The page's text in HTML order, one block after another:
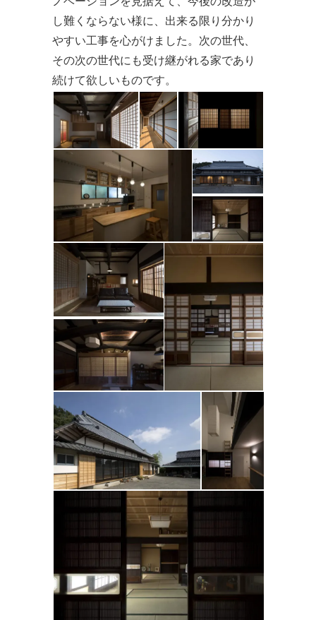
し難くならない様に、出来る限り分かり
やすい工事を心がけました。次の世代、
その次の世代にも受け継がれる家であり
続けて欲しいものです。